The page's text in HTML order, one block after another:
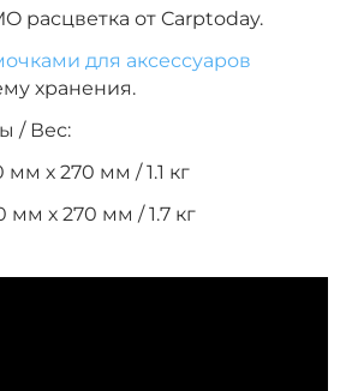
расцветка от Carptoday.
для аксессуаров
хранения.
/ Вес:
х 270 мм / 1.1 кг
мм х 270 мм / 1.7 кг